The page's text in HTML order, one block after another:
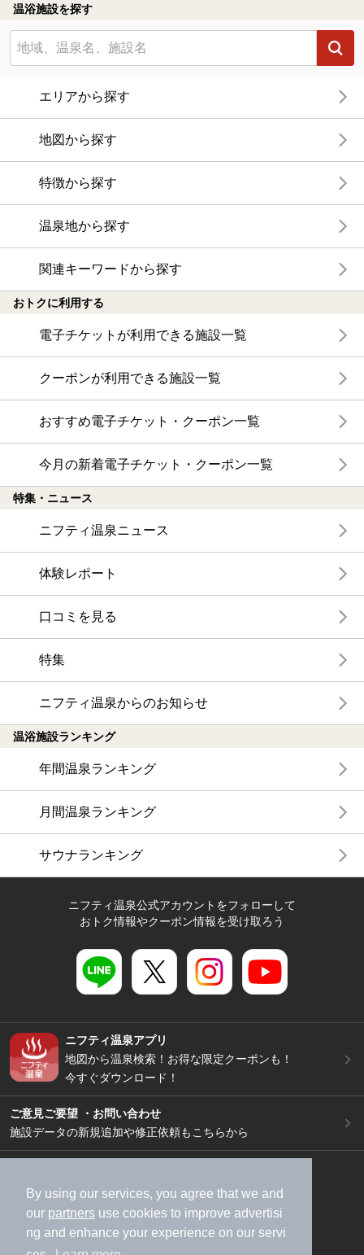
By using our services, you agree that we and
our partners use cookies to improve advertisi
ng and enhance your experience on our servi
温浴施設を探す
エリアから探す
地図から探す
特徴から探す
温泉地から探す
関連キーワードから探す
おトクに利用する
電子チケットが利用できる施設一覧
クーポンが利用できる施設一覧
おすすめ電子チケット・クーポン一覧
今月の新着電子チケット・クーポン一覧
特集・ニュース
ニフティ温泉ニュース
体験レポート
口コミを見る
特集
ニフティ温泉からのお知らせ
温浴施設ランキング
年間温泉ランキング
月間温泉ランキング
サウナランキング
ニフティ温泉公式アカウントをフォローして
おトク情報やクーポン情報を受け取ろう
ニフティ温泉アプリ
地図から温泉検索！お得な限定クーポンも！
今すぐダウンロード！
ご意見ご要望 ・お問い合わせ
施設データの新規追加や修正依頼もこちらから
加盟店募集（資料請求）
広告出稿のご案内
利用規約
ライフスタイルMEMBERS+規約
特定商取引法に基づく表記
ヘルプ
採用情報